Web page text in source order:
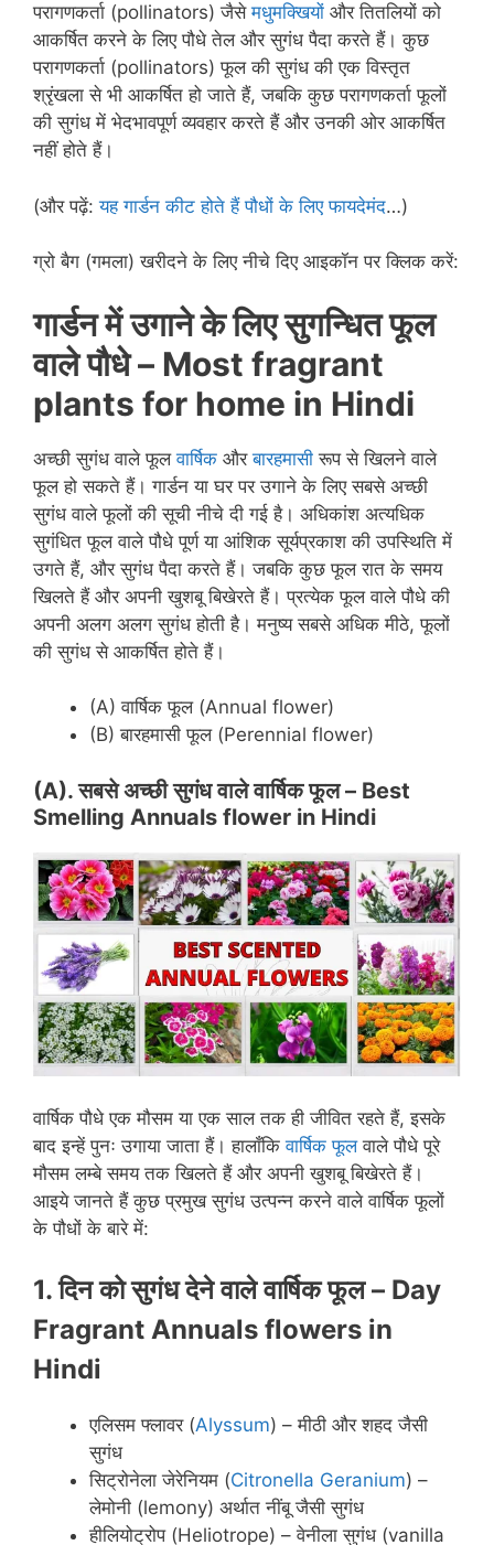
परागणकर्ता (pollinators) जैसेमधुमक्खियों और तितलियों को
आकर्षित करने के लिए पौधे तेल और सुगंध पैदा करते हैं। कुछ
परागणकर्ता (pollinators) फूल की सुगंध की एक विस्तृत
श्रृंखला से भी आकर्षित हो जाते हैं, जबकि कुछ परागणकर्ता फूलों
की सुगंध में भेदभावपूर्ण व्यवहार करते हैं और उनकी ओर आकर्षित
नहीं होते हैं।
(और पढ़ें:यह गार्डन कीट होते हैं पौधों के लिए फायदेमंद…)
ग्रो बैग (गमला) खरीदने के लिए नीचे दिए आइकॉन पर क्लिक करें:
गार्डन में उगाने के लिए सुगन्धित फूल
वाले पौधे – Most fragrant
plants for home in Hindi
अच्छी सुगंध वाले फूलवार्षिक औरबारहमासी रूप से खिलने वाले
फूल हो सकते हैं। गार्डन या घर पर उगाने के लिए सबसे अच्छी
सुगंध वाले फूलों की सूची नीचे दी गई है। अधिकांश अत्यधिक
सुगंधित फूल वाले पौधे पूर्ण या आंशिक सूर्यप्रकाश की उपस्थिति में
उगते हैं, और सुगंध पैदा करते हैं। जबकि कुछ फूल रात के समय
खिलते हैं और अपनी खुशबू बिखेरते हैं। प्रत्येक फूल वाले पौधे की
अपनी अलग अलग सुगंध होती है। मनुष्य सबसे अधिक मीठे, फूलों
की सुगंध से आकर्षित होते हैं।
(A) वार्षिक फूल (Annual flower)
(B) बारहमासी फूल (Perennial flower)
(A). सबसे अच्छी सुगंध वाले वार्षिक फूल – Best
Smelling Annuals flower in Hindi
वार्षिक पौधे एक मौसम या एक साल तक ही जीवित रहते हैं, इसके
बाद इन्हें पुनः उगाया जाता हैं। हालाँकिवार्षिक फूलवाले पौधे पूरे
मौसम लम्बे समय तक खिलते हैं और अपनी खुशबू बिखेरते हैं।
आइये जानते हैं कुछ प्रमुख सुगंध उत्पन्न करने वाले वार्षिक फूलों
के पौधों के बारे में:
1. दिन को सुगंध देने वाले वार्षिक फूल – Day
Fragrant Annuals flowers in
Hindi
एलिसम फ्लावर (Alyssum) – मीठी और शहद जैसी
सुगंध
सिट्रोनेला जेरेनियम (Citronella Geranium) –
लेमोनी (lemony) अर्थात नींबू जैसी सुगंध
हीलियोट्रोप (Heliotrope) – वेनीला सुगंध (vanilla